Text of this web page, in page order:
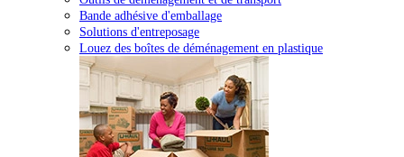
Bande adhésive d'emballage
Solutions d'entreposage
Louez des boîtes de déménagement en plastique